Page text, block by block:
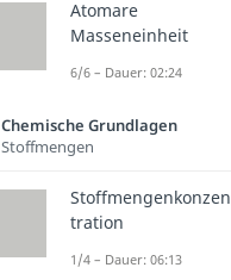
Atomare
Masseneinheit
6/6 – Dauer: 02:24
Chemische Grundlagen
Stoffmengen
Stoffmengenkonzen
tration
1/4 – Dauer: 06:13